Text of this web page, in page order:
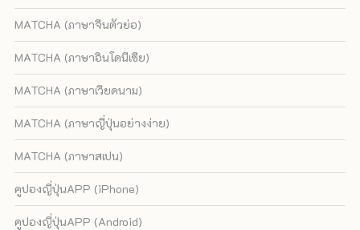
MATCHA (ภาษาจีนตัวย่อ)
MATCHA (ภาษาอินโดนีเซีย)
MATCHA (ภาษาเวียดนาม)
MATCHA (ภาษาญี่ปุ่นอย่างง่าย)
MATCHA (ภาษาสเปน)
คูปองญี่ปุ่นAPP (iPhone)
คูปองญี่ปุ่นAPP (Android)